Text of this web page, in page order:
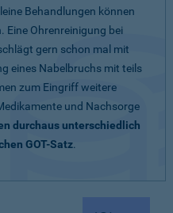
Behandlungen können
Eine Ohrenreinigung bei
gern schon mal mit
eines Nabelbruchs mit teils
zum Eingriff weitere
und Nachsorge
durchaus unterschiedlich
GOT-Satz.